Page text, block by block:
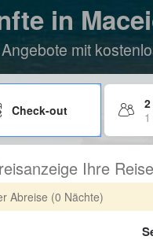
in
mit
Check-out
Ihre
Abreise (0 Nächte)